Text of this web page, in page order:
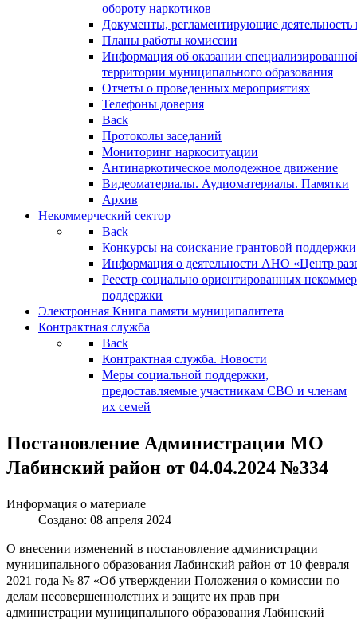
обороту наркотиков
Документы, регламентирующие деятельность
Планы работы комиссии
Информация об оказании
территории муниципального образования
Отчеты о проведенных мероприятиях
Телефоны доверия
Back
Протоколы заседаний
Мониторинг наркоситуации
Антинаркотическое молодежное движение
Видеоматериалы. Аудиоматериалы. Памятки
Архив
Некоммерческий сектор
Back
Конкурсы на соискание грантовой поддержки
Информация о деятельности АНО «Центр
Реестр социально ориентированных
поддержки
Электронная Книга памяти муниципалитета
Контрактная служба
Back
Контрактная служба. Новости
Меры социальной поддержки,
предоставляемые участникам СВО и членам
их семей
Постановление Администрации МО
Лабинский район от 04.04.2024 №334
Информация о материале
Создано: 08 апреля 2024
О внесении изменений в постановление администрации
муниципального образования Лабинский район от 10 февраля
2021 года № 87 «Об утверждении Положения о комиссии по
делам несовершеннолетних и защите их прав при
администрации муниципального образования Лабинский